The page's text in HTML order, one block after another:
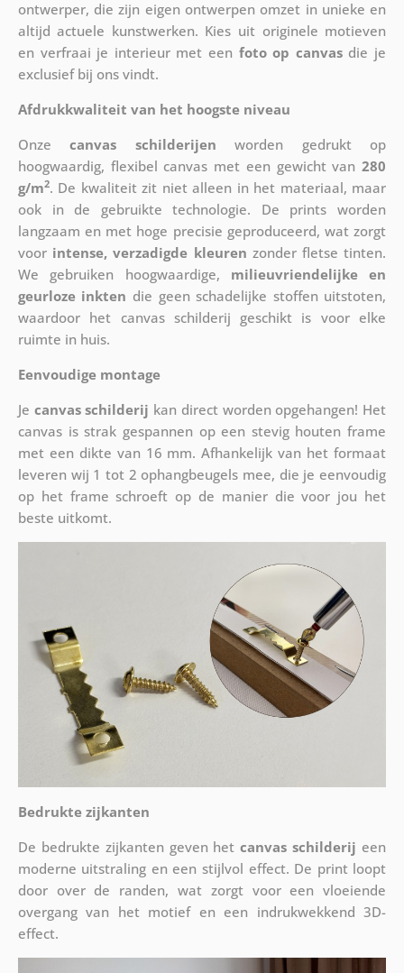
ontwerper, die zijn eigen ontwerpen omzet in unieke en
altijd actuele kunstwerken. Kies uit originele motieven
en verfraai je interieur met een foto op canvasdie je
exclusief bij ons vindt.
Afdrukkwaliteit van het hoogste niveau
Onzecanvas schilderijen worden gedrukt op
hoogwaardig, flexibel canvas met een gewicht van280
g/m2. De kwaliteit zit niet alleen in het materiaal, maar
ook in de gebruikte technologie. De prints worden
langzaam en met hoge precisie geproduceerd, wat zorgt
voor intense, verzadigde kleuren zonder fletse tinten.
We gebruiken hoogwaardige, milieuvriendelijke en
geurloze inkten die geen schadelijke stoffen uitstoten,
waardoor het canvas schilderij geschikt is voor elke
ruimte in huis.
Eenvoudige montage
Je canvas schilderij kan direct worden opgehangen! Het
canvas is strak gespannen op een stevig houten frame
met een dikte van 16 mm. Afhankelijk van het formaat
leveren wij 1 tot 2 ophangbeugels mee, die je eenvoudig
op het frame schroeft op de manier die voor jou het
beste uitkomt.
Bedrukte zijkanten
De bedrukte zijkanten geven hetcanvas schilderij een
moderne uitstraling en een stijlvol effect. De print loopt
door over de randen, wat zorgt voor een vloeiende
overgang van het motief en een indrukwekkend 3D-
effect.